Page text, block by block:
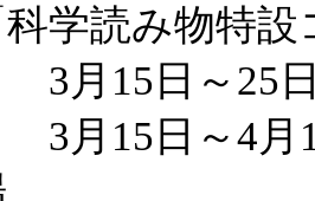
読み物特設
日～25
日～4月15